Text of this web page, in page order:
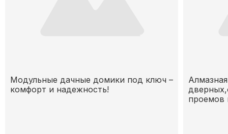
Модульные дачные домики под ключ –
комфорт и надежность!
проемов